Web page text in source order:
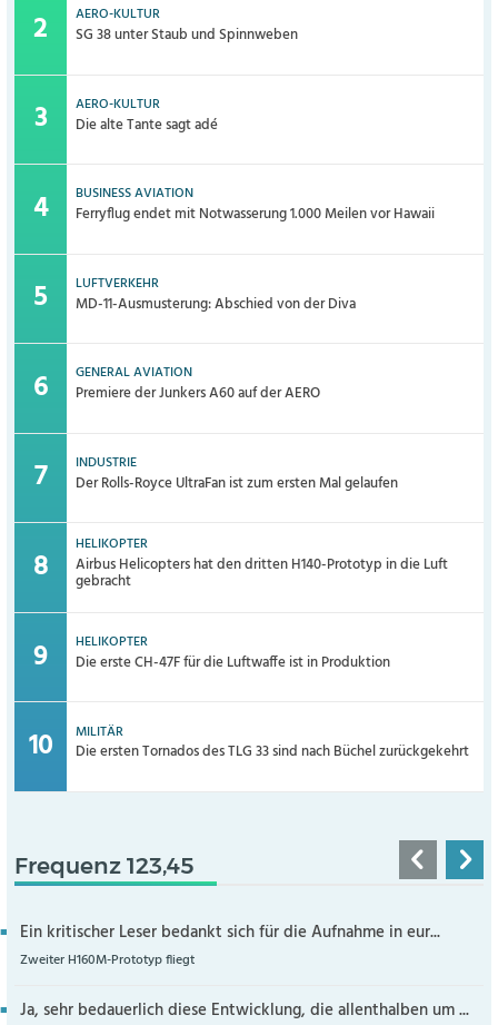
AERO-KULTUR
SG 38 unter Staub und Spinnweben
AERO-KULTUR
Die alte Tante sagt adé
BUSINESS AVIATION
Ferryflug endet mit Notwasserung 1.000 Meilen vor Hawaii
LUFTVERKEHR
MD-11-Ausmusterung: Abschied von der Diva
GENERAL AVIATION
Premiere der Junkers A60 auf der AERO
INDUSTRIE
Der Rolls-Royce UltraFan ist zum ersten Mal gelaufen
HELIKOPTER
Airbus Helicopters hat den dritten H140-Prototyp in die Luft
gebracht
HELIKOPTER
Die erste CH-47F für die Luftwaffe ist in Produktion
MILITÄR
Die ersten Tornados des TLG 33 sind nach Büchel zurückgekehrt
Frequenz 123,45
Ein kritischer Leser bedankt sich für die Aufnahme in eur...
Zweiter H160M-Prototyp fliegt
Ja, sehr bedauerlich diese Entwicklung, die allenthalben um ...